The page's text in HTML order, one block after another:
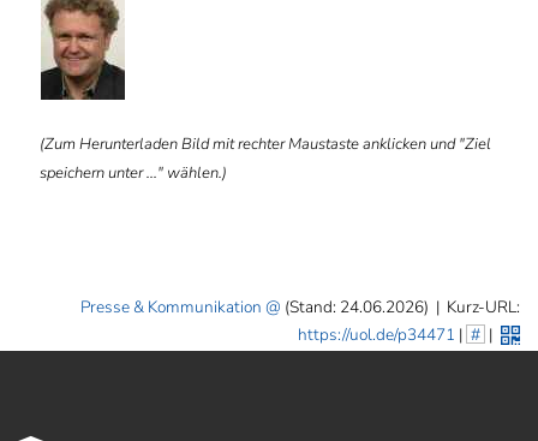
(Zum Herunterladen Bild mit rechter Maustaste anklicken und "Ziel
speichern unter ..." wählen.)
Presse & Kommunikation (Stand: 24.06.2026) | Kurz-URL:
https://uol.de/p34471 | # |